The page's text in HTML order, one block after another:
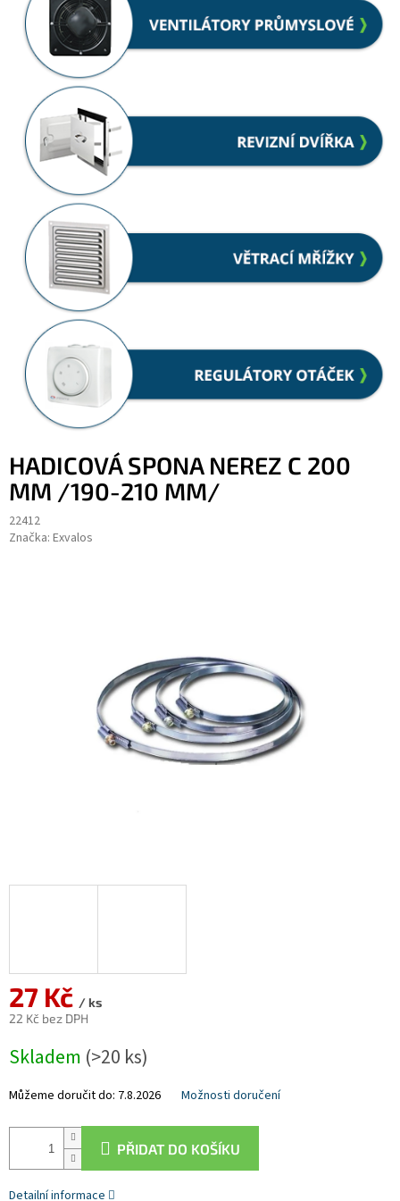
HADICOVÁ SPONA NEREZ C 200
MM /190-210 MM/
22412
Značka: Exvalos
27 Kč / ks
22 Kč bez DPH
cena:
Skladem (>20 ks)
Můžeme doručit do: 7.8.2026 Možnosti doručení
PŘIDAT DO KOŠÍKU
Detailní informace